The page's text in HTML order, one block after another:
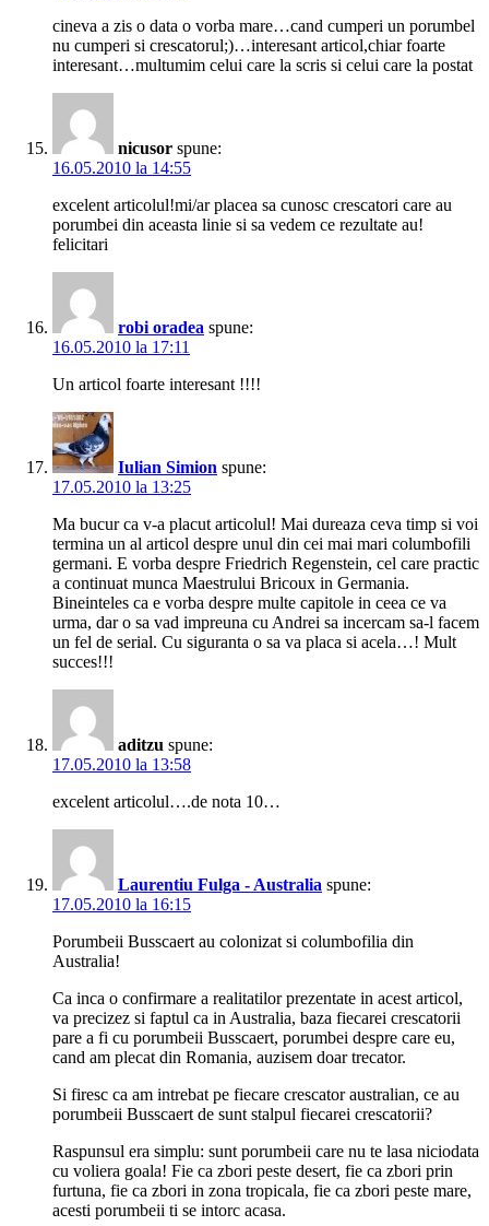
cineva a zis o data o vorba mare…cand cumperi un porumbel
nu cumperi si crescatorul;)…interesant articol,chiar foarte
interesant…multumim celui care la scris si celui care la postat
nicusor spune:
16.05.2010 la 14:55
excelent articolul!mi/ar placea sa cunosc crescatori care au
porumbei din aceasta linie si sa vedem ce rezultate au!
felicitari
robi oradea spune:
16.05.2010 la 17:11
Un articol foarte interesant !!!!
Iulian Simion spune:
17.05.2010 la 13:25
Ma bucur ca v-a placut articolul! Mai dureaza ceva timp si voi
termina un al articol despre unul din cei mai mari columbofili
germani. E vorba despre Friedrich Regenstein, cel care practic
a continuat munca Maestrului Bricoux in Germania.
Bineinteles ca e vorba despre multe capitole in ceea ce va
urma, dar o sa vad impreuna cu Andrei sa incercam sa-l facem
un fel de serial. Cu siguranta o sa va placa si acela…! Mult
succes!!!
aditzu spune:
17.05.2010 la 13:58
excelent articolul….de nota 10…
Laurentiu Fulga - Australia spune:
17.05.2010 la 16:15
Porumbeii Busscaert au colonizat si columbofilia din
Australia!
Ca inca o confirmare a realitatilor prezentate in acest articol,
va precizez si faptul ca in Australia, baza fiecarei crescatorii
pare a fi cu porumbeii Busscaert, porumbei despre care eu,
cand am plecat din Romania, auzisem doar trecator.
Si firesc ca am intrebat pe fiecare crescator australian, ce au
porumbeii Busscaert de sunt stalpul fiecarei crescatorii?
Raspunsul era simplu: sunt porumbeii care nu te lasa niciodata
cu voliera goala! Fie ca zbori peste desert, fie ca zbori prin
furtuna, fie ca zbori in zona tropicala, fie ca zbori peste mare,
acesti porumbeii ti se intorc acasa.